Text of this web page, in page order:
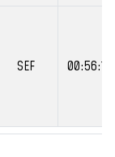
SEF 00:56:16